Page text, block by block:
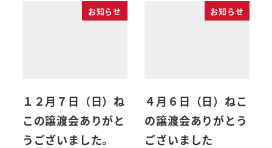
お知らせ
１２月７日（日）ね
この譲渡会ありがと
うございました。
お知らせ
４月６日（日）ねこ
の譲渡会ありがとう
ございました